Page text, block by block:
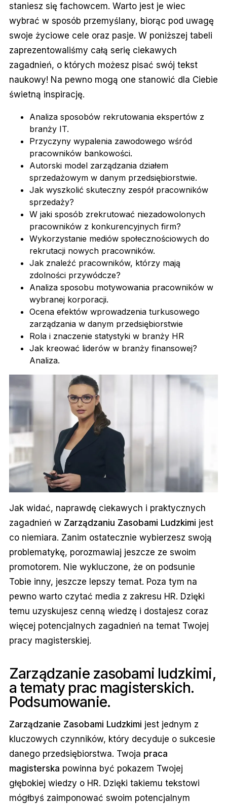
staniesz się fachowcem. Warto jest je wiec
wybrać w sposób przemyślany, biorąc pod uwagę
swoje życiowe cele oraz pasje. W poniższej tabeli
zaprezentowaliśmy całą serię ciekawych
zagadnień, o których możesz pisać swój tekst
naukowy! Na pewno mogą one stanowić dla Ciebie
świetną inspirację.
Analiza sposobów rekrutowania ekspertów z
branży IT.
Przyczyny wypalenia zawodowego wśród
pracowników bankowości.
Autorski model zarządzania działem
sprzedażowym w danym przedsiębiorstwie.
Jak wyszkolić skuteczny zespół pracowników
sprzedaży?
W jaki sposób zrekrutować niezadowolonych
pracowników z konkurencyjnych firm?
Wykorzystanie mediów społecznościowych do
rekrutacji nowych pracowników.
Jak znaleźć pracowników, którzy mają
zdolności przywódcze?
Analiza sposobu motywowania pracowników w
wybranej korporacji.
Ocena efektów wprowadzenia turkusowego
zarządzania w danym przedsiębiorstwie
Rola i znaczenie statystyki w branży HR
Jak kreować liderów w branży finansowej?
Analiza.
Jak widać, naprawdę ciekawych i praktycznych
zagadnień w Zarządzaniu Zasobami Ludzkimi jest
co niemiara. Zanim ostatecznie wybierzesz swoją
problematykę, porozmawiaj jeszcze ze swoim
promotorem. Nie wykluczone, że on podsunie
Tobie inny, jeszcze lepszy temat. Poza tym na
pewno warto czytać media z zakresu HR. Dzięki
temu uzyskujesz cenną wiedzę i dostajesz coraz
więcej potencjalnych zagadnień na temat Twojej
pracy magisterskiej.
Zarządzanie zasobami ludzkimi,
a tematy prac magisterskich.
Podsumowanie.
Zarządzanie Zasobami Ludzkimi jest jednym z
kluczowych czynników, który decyduje o sukcesie
danego przedsiębiorstwa. Twoja praca
magisterska powinna być pokazem Twojej
głębokiej wiedzy o HR. Dzięki takiemu tekstowi
mógłbyś zaimponować swoim potencjalnym